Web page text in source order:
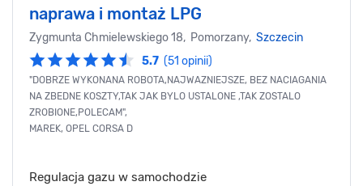
naprawa i montaż LPG
Zygmunta Chmielewskiego 18, Pomorzany, Szczecin
5.7 (51 opinii)
"DOBRZE WYKONANA ROBOTA,NAJWAZNIEJSZE, BEZ NACIAGANIA
NA ZBEDNE KOSZTY,TAK JAK BYLO USTALONE ,TAK ZOSTALO
ZROBIONE,POLECAM",
MAREK, OPEL CORSA D
Regulacja gazu w samochodzie